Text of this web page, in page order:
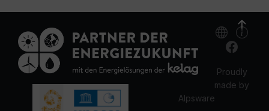
Proudly
made by
Alpsware